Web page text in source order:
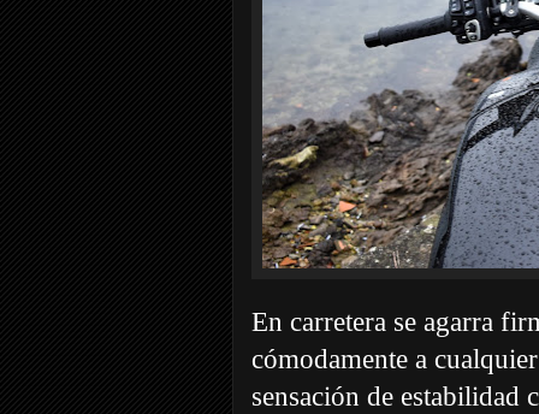
En carretera se agarra
cómodamente a
sensación de estabilidad